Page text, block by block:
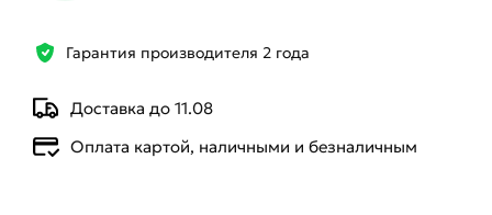
Гарантия производителя 2 года
Доставка до 11.08
Оплата картой, наличными и безналичным